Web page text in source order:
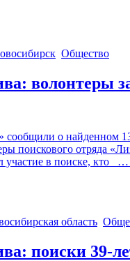
Общество
волонтеры
сообщили о найденном
поискового отряда
в поиске, кто
…
область
поиски 39-